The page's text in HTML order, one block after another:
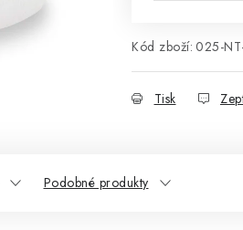
Kód zboží: 025-
Tisk
Podobné produkty